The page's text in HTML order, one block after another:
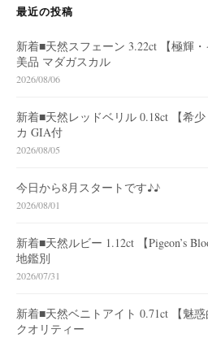
最近の投稿
新着■天然スフェーン 3.22ct 【極輝
美品 マダガスカル
2026/08/06
新着■天然レッドベリル 0.18ct 【希
カ GIA付
2026/08/05
今日から8月スタートです♪♪
2026/08/01
新着■天然ルビー 1.12ct 【Pigeon’s
地鑑別
2026/07/31
新着■天然ベニトアイト 0.71ct 【魅
クオリティー